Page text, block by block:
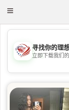
Toggle
💖
寻找你的理
立即下载我们